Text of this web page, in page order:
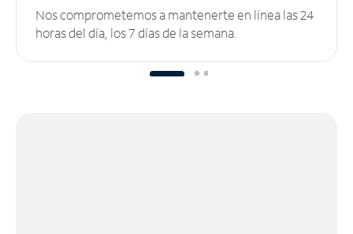
Nos comprometemos a mantenerte en línea las 24
horas del día, los 7 días de la semana.